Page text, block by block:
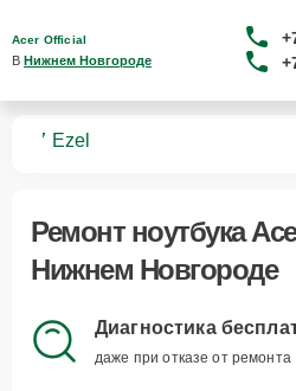
Acer Official
В Нижнем Новгороде
7 Ezel
Ремонт ноутбука
Нижнем Новгороде
Диагностика
даже при отказе от ремонта